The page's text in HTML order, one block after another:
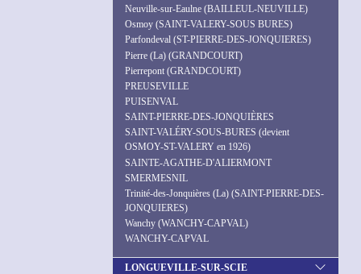
Neuville-sur-Eaulne (BAILLEUL-NEUVILLE)
Osmoy (SAINT-VALERY-SOUS BURES)
Parfondeval (ST-PIERRE-DES-JONQUIERES)
Pierre (La) (GRANDCOURT)
Pierrepont (GRANDCOURT)
PREUSEVILLE
PUISENVAL
SAINT-PIERRE-DES-JONQUIÈRES
SAINT-VALÉRY-SOUS-BURES (devient
OSMOY-ST-VALERY en 1926)
SAINTE-AGATHE-D'ALIERMONT
SMERMESNIL
Trinité-des-Jonquières (La) (SAINT-PIERRE-DES-
JONQUIERES)
Wanchy (WANCHY-CAPVAL)
WANCHY-CAPVAL
LONGUEVILLE-SUR-SCIE